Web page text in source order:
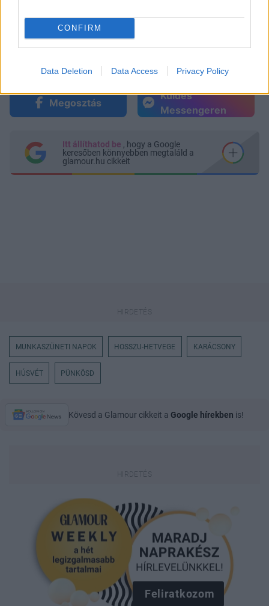
CONFIRM
Data Deletion Data Access Privacy Policy
memóriát is javítja
Tengerparttá vált a kisoroszi Szigetcsúcs:
a dunai aszály varázslata
Megosztás
Küldés
Messengeren
Itt állíthatod be , hogy a Google
keresőben könnyebben megtaláld a
glamour.hu cikkeit
MUNKASZÜNETI NAPOK HOSSZU-HETVEGE KARÁCSONY
HÚSVÉT PÜNKÖSD
Kövesd a Glamour cikkeit a Google hírekben is!
Feliratkozom